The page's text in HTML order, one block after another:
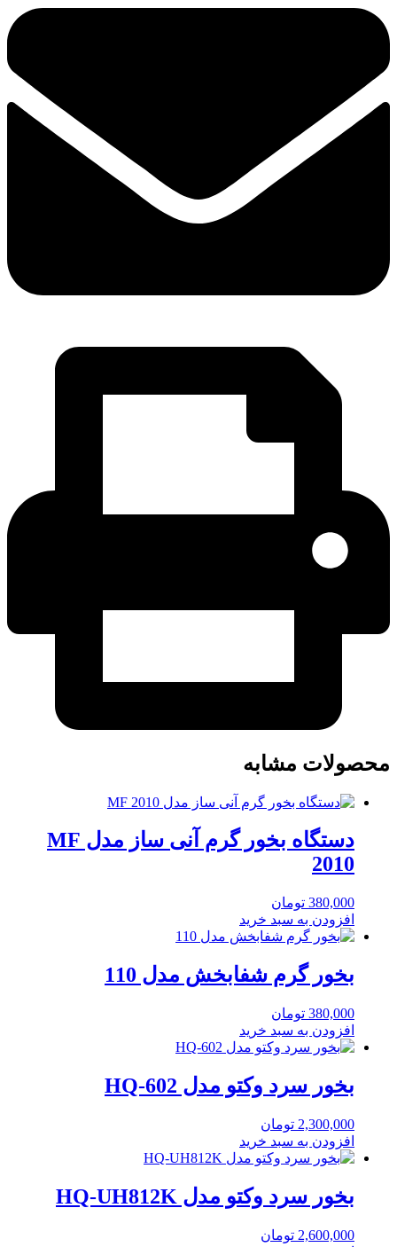
محصولات مشابه
دستگاه بخور گرم آنی ساز مدل MF
2010
380,000 تومان
افزودن به سبد خرید
بخور گرم شفابخش مدل 110
380,000 تومان
افزودن به سبد خرید
بخور سرد وکتو مدل HQ-602
2,300,000 تومان
افزودن به سبد خرید
بخور سرد وکتو مدل HQ-UH812K
2,600,000 تومان